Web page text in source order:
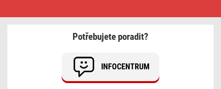
Potřebujete poradit?
INFOCENTRUM